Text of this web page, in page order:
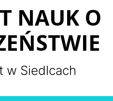
NAUK O
w Siedlcach